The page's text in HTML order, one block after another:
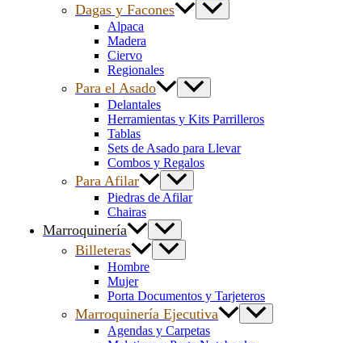
Dagas y Facones
Alpaca
Madera
Ciervo
Regionales
Para el Asado
Delantales
Herramientas y Kits Parrilleros
Tablas
Sets de Asado para Llevar
Combos y Regalos
Para Afilar
Piedras de Afilar
Chairas
Marroquinería
Billeteras
Hombre
Mujer
Porta Documentos y Tarjeteros
Marroquinería Ejecutiva
Agendas y Carpetas